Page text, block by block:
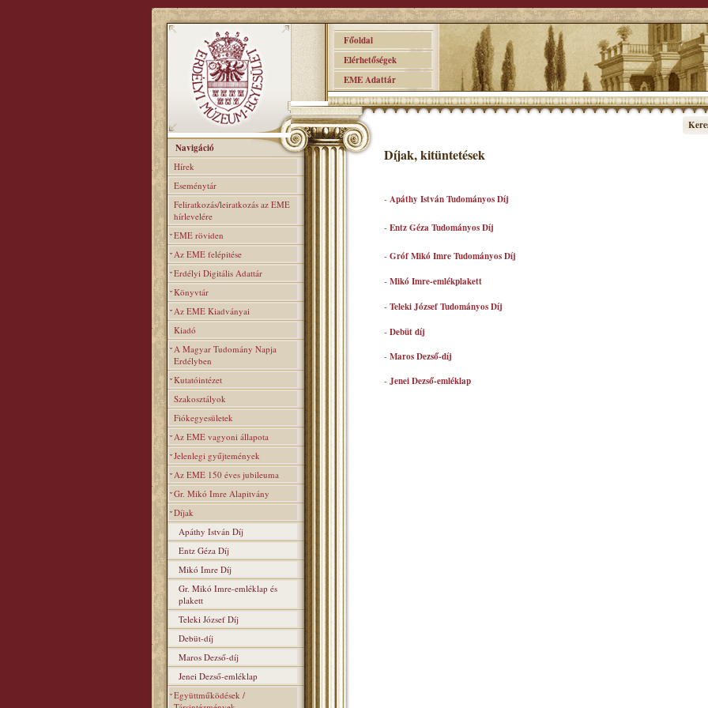
Főoldal
Elérhetőségek
EME Adattár
Navigáció
Hírek
Eseménytár
Feliratkozás/leiratkozás az EME
hírlevelére
EME röviden
Az EME felépitése
Erdélyi Digitális Adattár
Könyvtár
Az EME Kiadványai
Kiadó
A Magyar Tudomány Napja
Erdélyben
Kutatóintézet
Szakosztályok
Fiókegyesületek
Az EME vagyoni állapota
Jelenlegi gyűjtemények
Az EME 150 éves jubileuma
Gr. Mikó Imre Alapitvány
Díjak
Apáthy István Díj
Entz Géza Díj
Mikó Imre Díj
Gr. Mikó Imre-emléklap és
plakett
Teleki József Díj
Debüt-díj
Maros Dezső-díj
Jenei Dezső-emléklap
Együttműködések /
Díjak, kitüntetések
- Apáthy István Tudományos Díj
- Entz Géza Tudományos Díj
- Gróf Mikó Imre Tudományos Díj
- Mikó Imre-emlékplakett
- Teleki József Tudományos Díj
- Debüt díj
- Maros Dezső-díj
- Jenei Dezső-emléklap